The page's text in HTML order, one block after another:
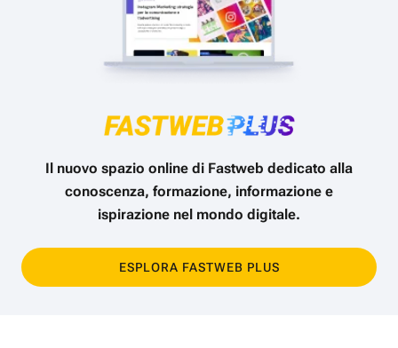
Il nuovo spazio online di Fastweb dedicato alla
conoscenza, formazione, informazione e
ispirazione nel mondo digitale.
ESPLORA FASTWEB PLUS